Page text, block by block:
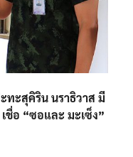
ทะสุคิริน นราธิวาส มี
ชื่อ “ซอและ มะเซ็ง”